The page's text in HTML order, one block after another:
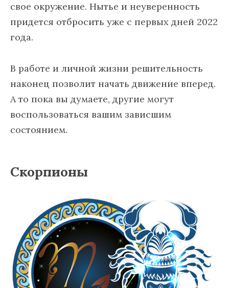
свое окружение. Нытье и неуверенность
придется отбросить уже с первых дней 2022
года.
В работе и личной жизни решительность
наконец позволит начать движение вперед.
А то пока вы думаете, другие могут
воспользоваться вашим зависшим
состоянием.
Скорпионы